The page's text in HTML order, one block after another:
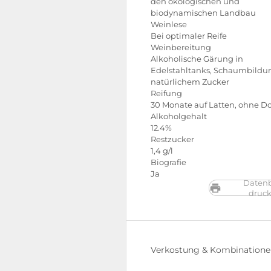
biodynamischen Landbau
Weinlese
Bei optimaler Reife
Weinbereitung
Alkoholische Gärung in
Edelstahltanks,
natürlichem Zucker
Reifung
30 Monate auf Latten, ohne
Alkoholgehalt
12.4%
Restzucker
1,4 g/l
Biografie
Ja
Verkostung &